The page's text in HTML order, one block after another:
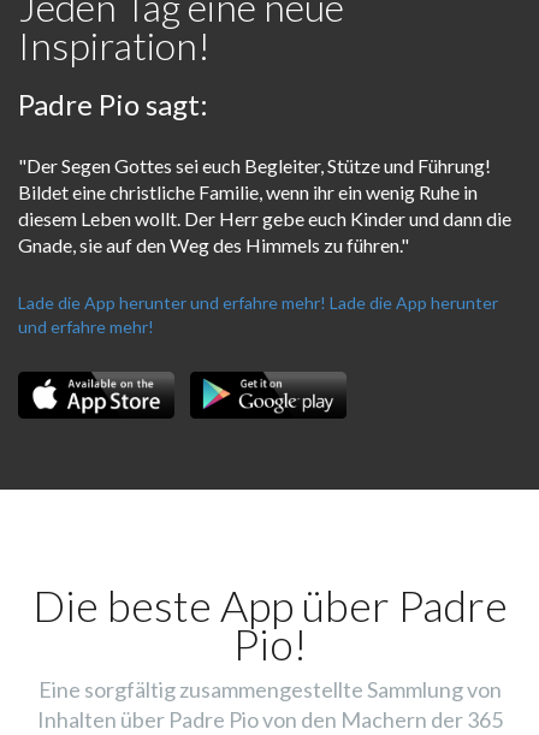
Inspiration!
Padre Pio sagt:
"Der Segen Gottes sei euch Begleiter, Stütze und Führung!
Bildet eine christliche Familie, wenn ihr ein wenig Ruhe in
diesem Leben wollt. Der Herr gebe euch Kinder und dann die
Gnade, sie auf den Weg des Himmels zu führen."
Lade die App herunter und erfahre mehr! Lade die App herunter
und erfahre mehr!
Die beste App über Padre
Pio!
Eine sorgfältig zusammengestellte Sammlung von
Inhalten über Padre Pio von den Machern der 365